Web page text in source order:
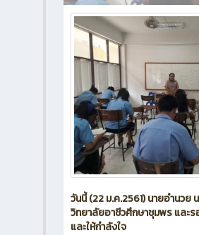
วันนี้ (22 ม.ค.2561) นายอำนวย
วิทยาลัยอาชีวศึกษาชุมพร และ
และให้กำลังใจ